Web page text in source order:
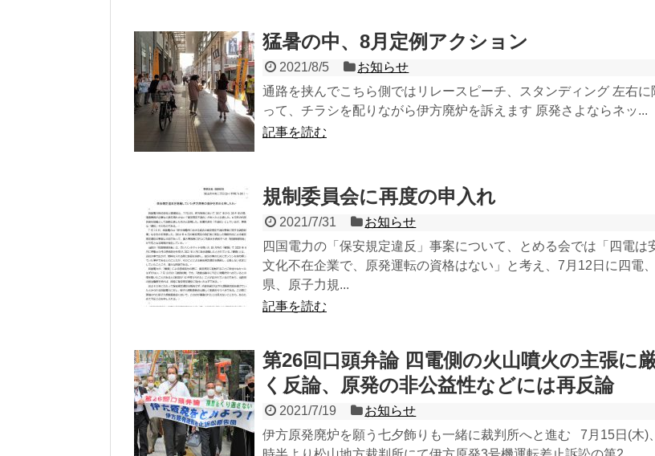
猛暑の中、8月定例アクション
2021/8/5
お知らせ
通路を挟んでこちら側ではリレースピーチ、スタンディング 左右に
って、チラシを配りながら伊方廃炉を訴えます 原発さよならネッ...
記事を読む
規制委員会に再度の申入れ
2021/7/31
お知らせ
四国電力の「保安規定違反」事案について、とめる会では「四電は
文化不在企業で、原発運転の資格はない」と考え、7月12日に四電、
県、原子力規...
記事を読む
第26回口頭弁論 四電側の火山噴火の主張に
く反論、原発の非公益性などには再反論
2021/7/19
お知らせ
伊方原発廃炉を願う七夕飾りも一緒に裁判所へと進む 7月15日(木)